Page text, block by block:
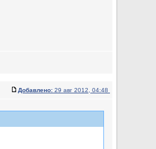
Добавлено: 29 авг 2012, 04:48